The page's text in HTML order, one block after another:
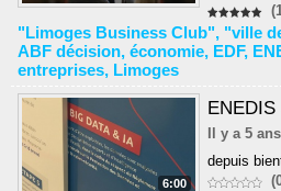
"Limoges Business Club", "ville
ABF décision, économie, EDF,
entreprises, Limoges
6:00
Il y a 5
depuis